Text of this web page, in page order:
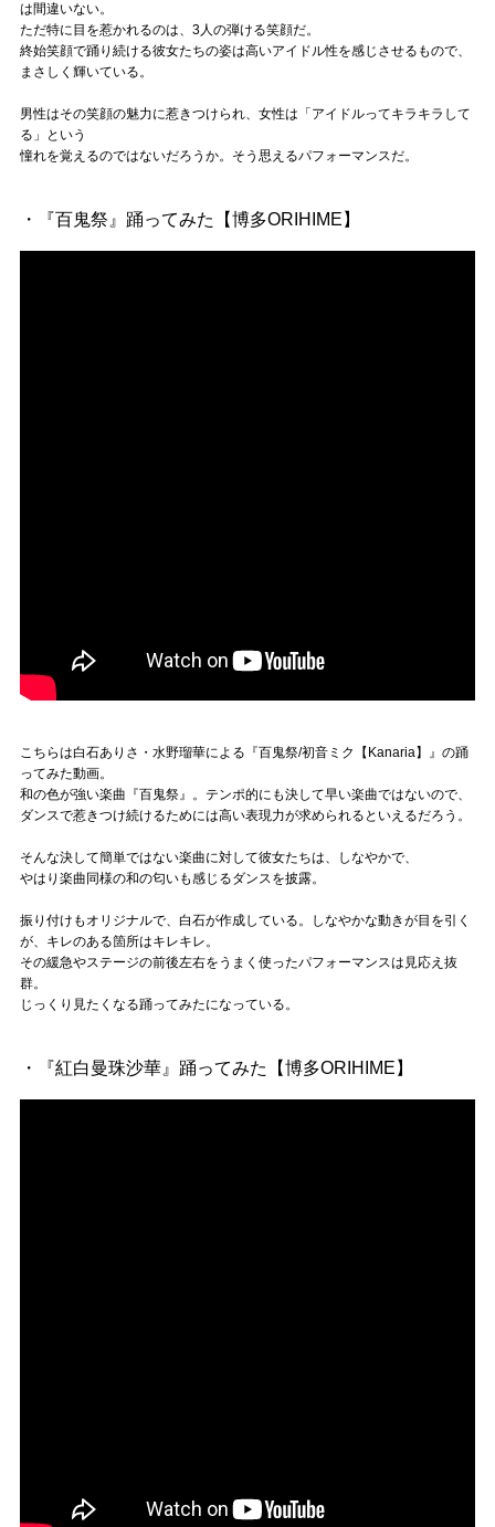
は間違いない。
ただ特に目を惹かれるのは、3人の弾ける笑顔だ。
終始笑顔で踊り続ける彼女たちの姿は高いアイドル性を感じさせるもので、
まさしく輝いている。
男性はその笑顔の魅力に惹きつけられ、女性は「アイドルってキラキラして
る」という
憧れを覚えるのではないだろうか。そう思えるパフォーマンスだ。
・『百鬼祭』踊ってみた【博多ORIHIME】
こちらは白石ありさ・水野瑠華による『百鬼祭/初音ミク【Kanaria】』の踊
ってみた動画。
和の色が強い楽曲『百鬼祭』。テンポ的にも決して早い楽曲ではないので、
ダンスで惹きつけ続けるためには高い表現力が求められるといえるだろう。
そんな決して簡単ではない楽曲に対して彼女たちは、しなやかで、
やはり楽曲同様の和の匂いも感じるダンスを披露。
振り付けもオリジナルで、白石が作成している。しなやかな動きが目を引く
が、キレのある箇所はキレキレ。
その緩急やステージの前後左右をうまく使ったパフォーマンスは見応え抜
群。
じっくり見たくなる踊ってみたになっている。
・『紅白曼珠沙華』踊ってみた【博多ORIHIME】